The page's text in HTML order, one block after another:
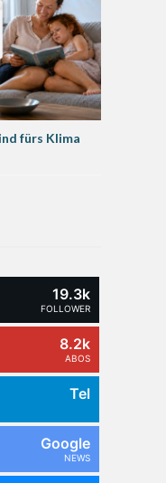
fürs Klima
19.3k
FOLLOWER
8.2k
ABOS
Tel
Google
NEWS